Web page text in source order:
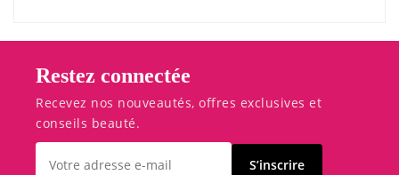
Restez connectée
Recevez nos nouveautés, offres exclusives et
conseils beauté.
S’inscrire